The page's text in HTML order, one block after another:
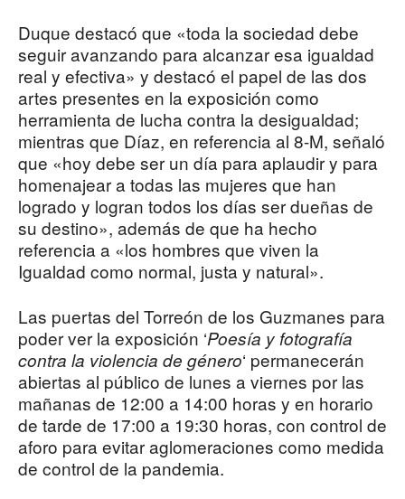
Duque destacó que «toda la sociedad debe
seguir avanzando para alcanzar esa igualdad
real y efectiva» y destacó el papel de las dos
artes presentes en la exposición como
herramienta de lucha contra la desigualdad;
mientras que Díaz, en referencia al 8-M, señaló
que «hoy debe ser un día para aplaudir y para
homenajear a todas las mujeres que han
logrado y logran todos los días ser dueñas de
su destino», además de que ha hecho
referencia a «los hombres que viven la
Igualdad como normal, justa y natural».
Las puertas del Torreón de los Guzmanes para
poder ver la exposición ‘Poesía y fotografía
contra la violencia de género‘ permanecerán
abiertas al público de lunes a viernes por las
mañanas de 12:00 a 14:00 horas y en horario
de tarde de 17:00 a 19:30 horas, con control de
aforo para evitar aglomeraciones como medida
de control de la pandemia.